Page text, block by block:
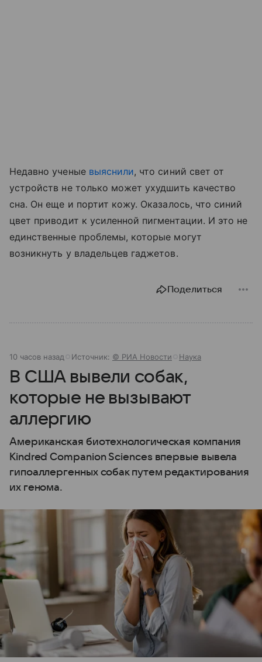
Недавно ученые выяснили, что синий свет от
устройств не только может ухудшить качество
сна. Он еще и портит кожу. Оказалось, что синий
цвет приводит к усиленной пигментации. И это не
единственные проблемы, которые могут
возникнуть у владельцев гаджетов.
Поделиться
10 часов назад Источник: © РИА Новости Наука
В США вывели собак,
которые не вызывают
аллергию
Американская биотехнологическая компания
Kindred Companion Sciences впервые вывела
гипоаллергенных собак путем редактирования
их генома.